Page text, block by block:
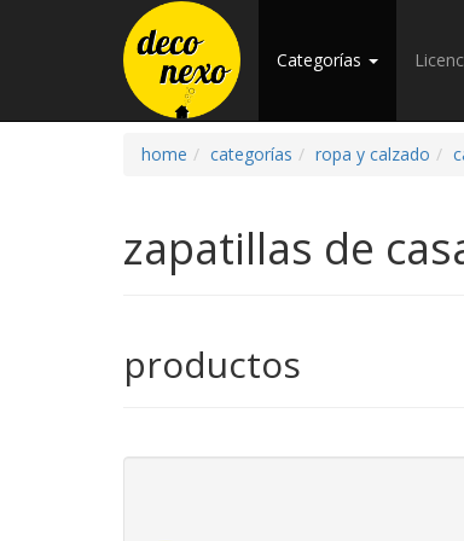
Categorías
home categorías ropa y calzado
zapatillas de
productos